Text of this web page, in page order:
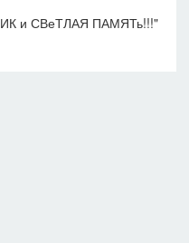
и СВеТЛАЯ ПАМЯТь!!!"